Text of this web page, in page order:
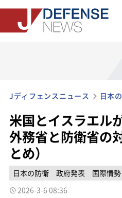
Jディフェンスニュース 日本
米国とイスラエル
外務省と防衛省の
とめ）
日本の防衛 政府発表
国際情勢
2026-3-6 08:36